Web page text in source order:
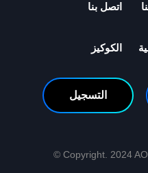
اتصل بنا
الكوكيز
التسجيل
Copyright. 2024